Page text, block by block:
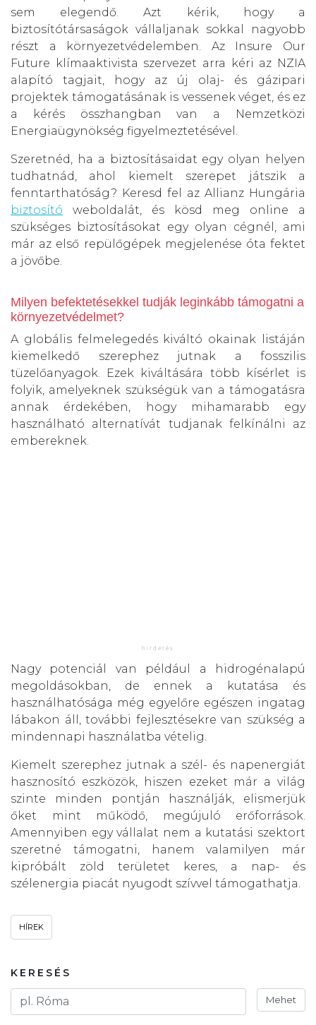
sem elegendő. Azt kérik, hogy a
biztosítótársaságok vállaljanak sokkal nagyobb
részt a környezetvédelemben. Az Insure Our
Future klímaaktivista szervezet arra kéri az NZIA
alapító tagjait, hogy az új olaj- és gázipari
projektek támogatásának is vessenek véget, és ez
a kérés összhangban van a Nemzetközi
Energiaügynökség figyelmeztetésével.
Szeretnéd, ha a biztosításaidat egy olyan helyen
tudhatnád, ahol kiemelt szerepet játszik a
fenntarthatóság? Keresd fel az Allianz Hungária
biztosító weboldalát, és kösd meg online a
szükséges biztosításokat egy olyan cégnél, ami
már az első repülőgépek megjelenése óta fektet
a jövőbe.
Milyen befektetésekkel tudják leginkább támogatni a
környezetvédelmet?
A globális felmelegedés kiváltó okainak listáján
kiemelkedő szerephez jutnak a fosszilis
tüzelőanyagok. Ezek kiváltására több kísérlet is
folyik, amelyeknek szükségük van a támogatásra
annak érdekében, hogy mihamarabb egy
használható alternatívát tudjanak felkínálni az
embereknek.
Nagy potenciál van például a hidrogénalapú
megoldásokban, de ennek a kutatása és
használhatósága még egyelőre egészen ingatag
lábakon áll, további fejlesztésekre van szükség a
mindennapi használatba vételig.
Kiemelt szerephez jutnak a szél- és napenergiát
hasznosító eszközök, hiszen ezeket már a világ
szinte minden pontján használják, elismerjük
őket mint működő, megújuló erőforrások.
Amennyiben egy vállalat nem a kutatási szektort
szeretné támogatni, hanem valamilyen már
kipróbált zöld területet keres, a nap- és
szélenergia piacát nyugodt szívvel támogathatja.
HÍREK
KERESÉS
Mehet